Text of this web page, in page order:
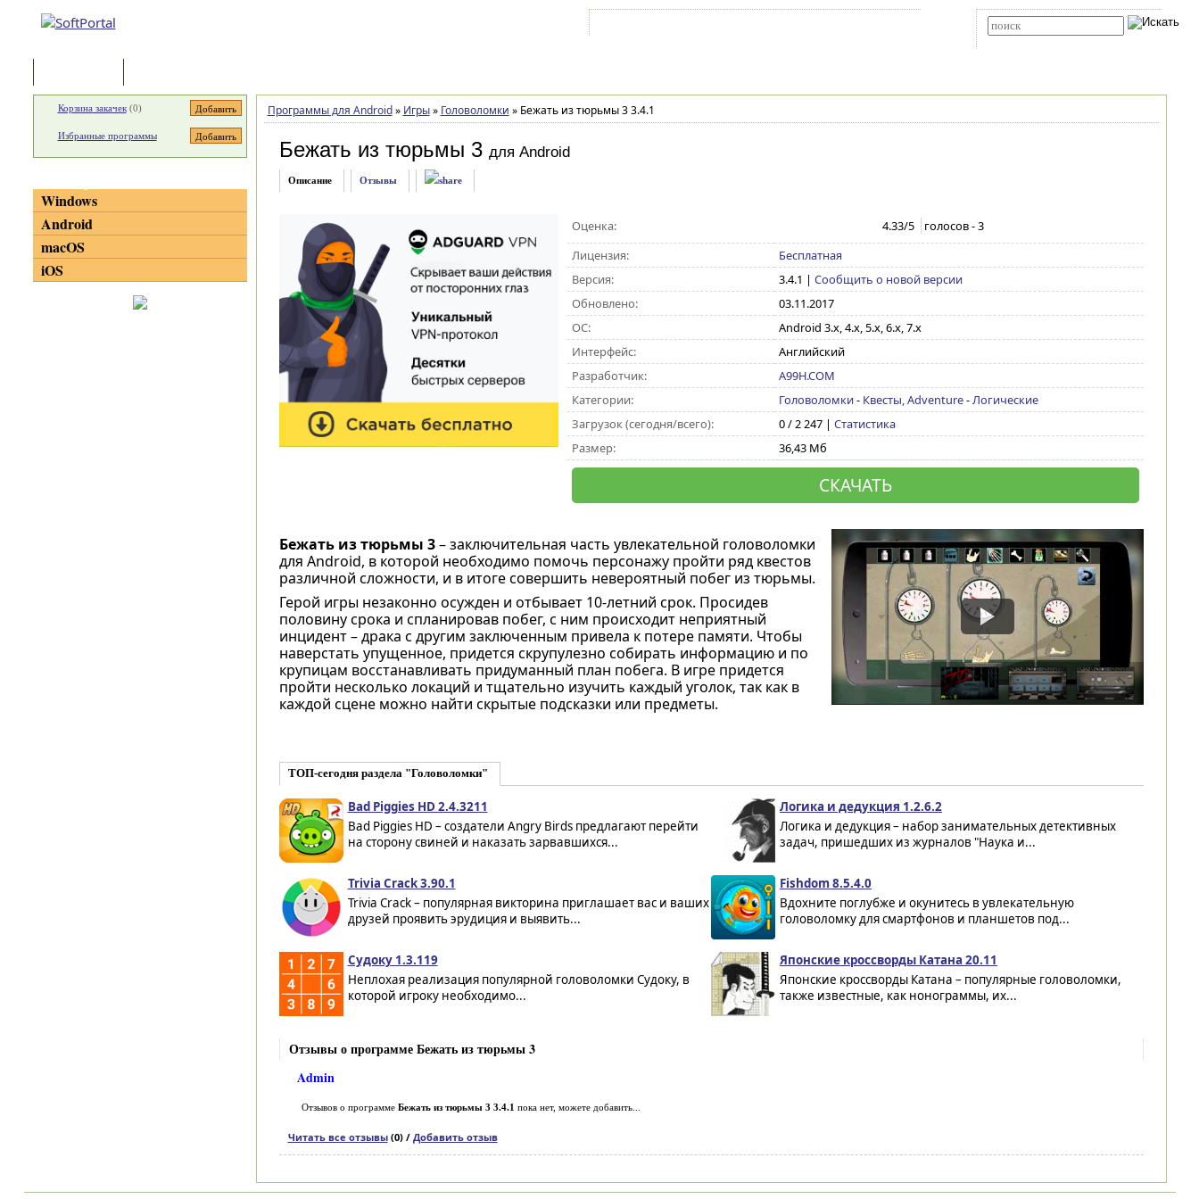
Программы для Android » Игры » Головоломки »Бежать из тюрьмы 3 3.4.1
Бежать из тюрьмы 3 для Android
Описание Отзывы
Оценка: 4.33/5 голосов -3
Лицензия:
Бесплатная
Версия:
3.4.1 | Сообщить о новой версии
Обновлено:
03.11.2017
ОС:
Android 3.x, 4.x, 5.x, 6.x, 7.x
Интерфейс:
Английский
Разработчик:
A99H.COM
Категории:
Головоломки- Квесты, Adventure-Логические
Загрузок (сегодня/всего):
0 / 2 247 | Статистика
Размер:
36,43 Мб
СКАЧАТЬ
Бежать из тюрьмы 3– заключительная часть увлекательной головоломки
для Android, в которой необходимо помочь персонажу пройти ряд квестов
различной сложности, и в итоге совершить невероятный побег из тюрьмы.
Герой игры незаконно осужден и отбывает 10-летний срок. Просидев
половину срока и спланировав побег, с ним происходит неприятный
инцидент – драка с другим заключенным привела к потере памяти. Чтобы
наверстать упущенное, придется скрупулезно собирать информацию и по
крупицам восстанавливать придуманный план побега. В игре придется
пройти несколько локаций и тщательно изучить каждый уголок, так как в
каждой сцене можно найти скрытые подсказки или предметы.
ТОП-сегодня раздела "Головоломки"
Bad Piggies HD 2.4.3211
Bad Piggies HD – создатели Angry Birds предлагают перейти
на сторону свиней и наказать зарвавшихся...
Логика и дедукция 1.2.6.2
Логика и дедукция – набор занимательных детективных
задач, пришедших из журналов "Наука и...
Trivia Crack 3.90.1
Trivia Crack – популярная викторина приглашает вас и ваших
друзей проявить эрудиция и выявить...
Fishdom 8.5.4.0
Вдохните поглубже и окунитесь в увлекательную
головоломку для смартфонов и планшетов под...
Судоку 1.3.119
Неплохая реализация популярной головоломки Судоку, в
которой игроку необходимо...
Японские кроссворды Катана 20.11
Японские кроссворды Катана – популярные головоломки,
также известные, как нонограммы, их...
Отзывы о программе Бежать из тюрьмы 3
Admin
Отзывов о программе Бежать из тюрьмы 3 3.4.1 пока нет, можете добавить...
Читать все отзывы(0) / Добавить отзыв
Корзина закачек(0)
Избранные программы
Windows
Android
macOS
iOS